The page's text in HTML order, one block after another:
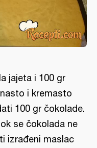
jajeta i 100 gr
i kremasto
100 gr čokolade.
se čokolada ne
izrađeni maslac